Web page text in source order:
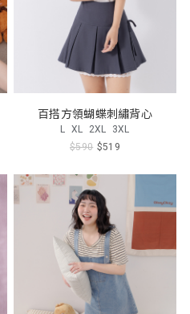
百搭方領蝴蝶刺繡背心
L XL 2XL 3XL
$590 $519